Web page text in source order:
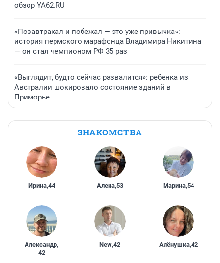
обзор YA62.RU
«Позавтракал и побежал — это уже привычка»:
история пермского марафонца Владимира Никитина
— он стал чемпионом РФ 35 раз
«Выглядит, будто сейчас развалится»: ребенка из
Австралии шокировало состояние зданий в
Приморье
ЗНАКОМСТВА
Ирина,44 Алена,53 Марина,54
Александр,
42
New,42 Алёнушка,42